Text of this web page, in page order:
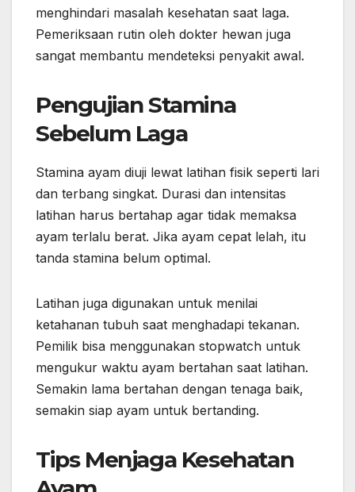
menghindari masalah kesehatan saat laga.
Pemeriksaan rutin oleh dokter hewan juga
sangat membantu mendeteksi penyakit awal.
Pengujian Stamina
Sebelum Laga
Stamina ayam diuji lewat latihan fisik seperti lari
dan terbang singkat. Durasi dan intensitas
latihan harus bertahap agar tidak memaksa
ayam terlalu berat. Jika ayam cepat lelah, itu
tanda stamina belum optimal.
Latihan juga digunakan untuk menilai
ketahanan tubuh saat menghadapi tekanan.
Pemilik bisa menggunakan stopwatch untuk
mengukur waktu ayam bertahan saat latihan.
Semakin lama bertahan dengan tenaga baik,
semakin siap ayam untuk bertanding.
Tips Menjaga Kesehatan